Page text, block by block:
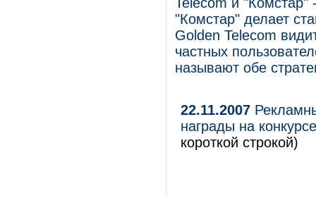
"Комстар" делает
Golden Telecom
частных
называют обе
22.11.2007
награды на
короткой строкой)